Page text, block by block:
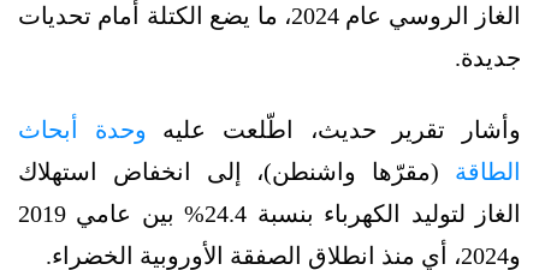
الغاز الروسي عام 2024، ما يضع الكتلة أمام تحديات
جديدة.
وأشار تقرير حديث، اطّلعت عليه وحدة أبحاث
الطاقة (مقرّها واشنطن)، إلى انخفاض استهلاك
الغاز لتوليد الكهرباء بنسبة 24.4% بين عامي 2019
و2024، أي منذ انطلاق الصفقة الأوروبية الخضراء.